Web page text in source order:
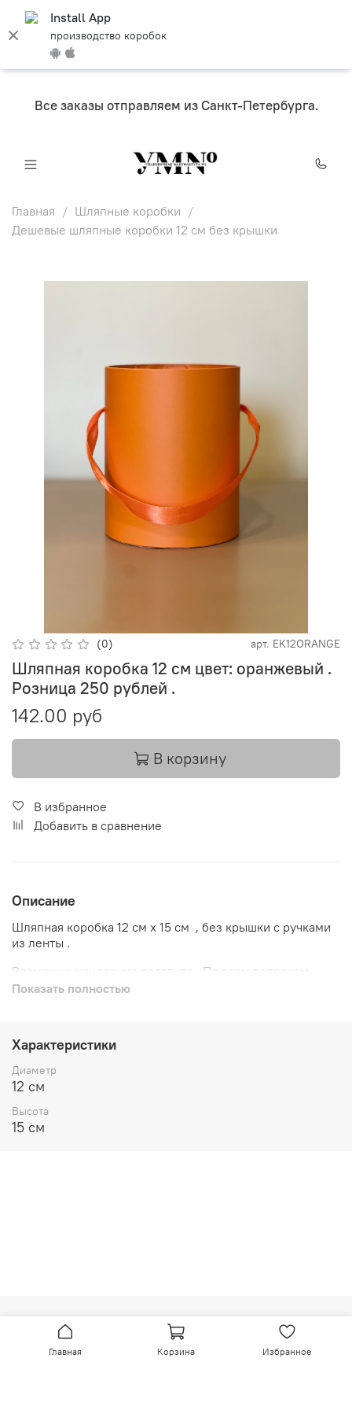
Install App
производство коробок
Все заказы отправляем из Санкт-Петербурга.
Главная
Шляпные коробки
Дешевые шляпные коробки 12 см без крышки
(0) арт. EK12ORANGE
Шляпная коробка 12 см цвет: оранжевый .
Розница 250 рублей .
142.00 руб
В корзину
В избранное
Добавить в сравнение
Описание
Шляпная коробка 12 см х 15 см , без крышки с ручками
из ленты .
Возможно нанесение логотипа . По всем вопросам
пишите на почту vegas-spb2@mail.ru
Показать полностью
Характеристики
Диаметр
12 см
Высота
15 см
МОСКОВСКАЯ УПАКОВОЧНАЯ МАНУФАКТУРА №1
Главная Корзина Избранное